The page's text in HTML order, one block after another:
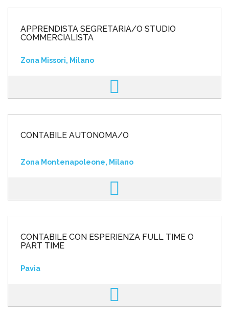
APPRENDISTA SEGRETARIA/O STUDIO
COMMERCIALISTA
Zona Missori, Milano
CONTABILE AUTONOMA/O
Zona Montenapoleone, Milano
CONTABILE CON ESPERIENZA FULL TIME O
PART TIME
Pavia